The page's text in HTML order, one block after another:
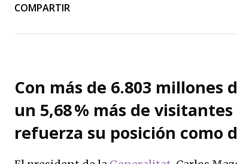
COMPARTIR
Con más de 6.803
un 5,68 % más de
refuerza su posición como